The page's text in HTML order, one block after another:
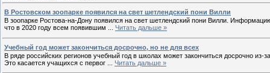
В Ростовском зоопарке появился на свет шетлендский пони Вилли
В зоопарке Ростова-на-Дону появился на свет шетлендский пони Вилли.
что в 2020 году всем появившим
Читать дальше »
Учебный год может закончиться досрочно, но не для всех
В ряде российских регионов учебный год в школах может закончиться досрочно
Это касается учащихся с первог
Читать дальше »